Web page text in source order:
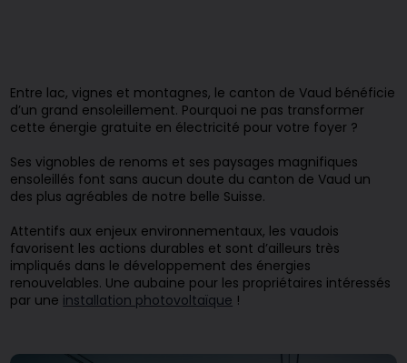
Entre lac, vignes et montagnes, le canton de Vaud bénéficie
d’un grand ensoleillement. Pourquoi ne pas transformer
cette énergie gratuite en électricité pour votre foyer ?
Ses vignobles de renoms et ses paysages magnifiques
ensoleillés font sans aucun doute du canton de Vaud un
des plus agréables de notre belle Suisse.
Attentifs aux enjeux environnementaux, les vaudois
favorisent les actions durables et sont d’ailleurs très
impliqués dans le développement des énergies
renouvelables. Une aubaine pour les propriétaires intéressés
par une installation photovoltaïque !